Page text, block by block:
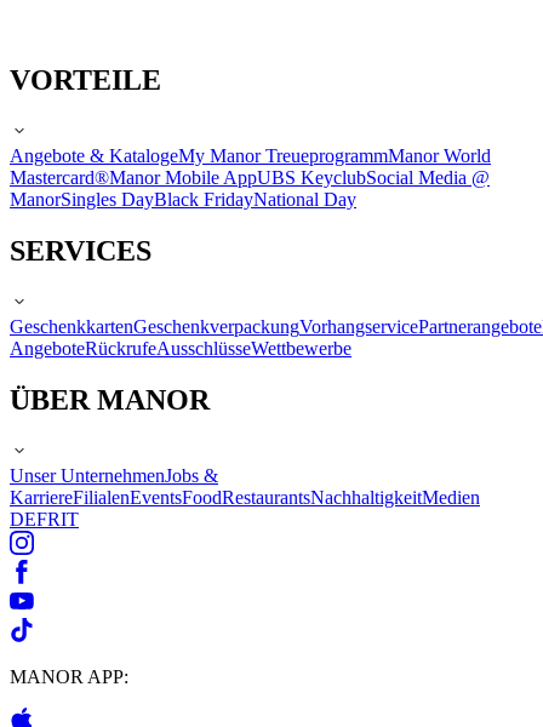
VORTEILE
Angebote & KatalogeMy Manor TreueprogrammManor World
Mastercard®Manor Mobile AppUBS KeyclubSocial Media @
ManorSingles DayBlack FridayNational Day
SERVICES
GeschenkkartenGeschenkverpackungVorhangservicePartnerangebote
AngeboteRückrufeAusschlüsseWettbewerbe
ÜBER MANOR
Unser UnternehmenJobs &
KarriereFilialenEventsFoodRestaurantsNachhaltigkeitMedien
DEFRIT
MANOR APP: